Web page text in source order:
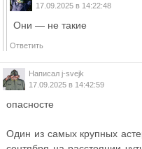
17.09.2025 в 14:22:48
Они — не такие
Ответить
Написал j-svejk
17.09.2025 в 14:42:59
опасносте
Один из самых крупных